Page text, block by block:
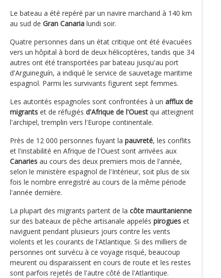
Le bateau a été repéré par un navire marchand à 140 km
au sud de Gran Canaria lundi soir.
Quatre personnes dans un état critique ont été évacuées
vers un hôpital à bord de deux hélicoptères, tandis que 34
autres ont été transportées par bateau jusqu'au port
d'Arguineguín, a indiqué le service de sauvetage maritime
espagnol. Parmi les survivants figurent sept femmes.
Les autorités espagnoles sont confrontées à un afflux de
migrants et de réfugiés d'Afrique de l'Ouest qui atteignent
l'archipel, tremplin vers l'Europe continentale.
Près de 12 000 personnes fuyant la pauvreté, les conflits
et l'instabilité en Afrique de l'Ouest sont arrivées aux
Canaries au cours des deux premiers mois de l'année,
selon le ministère espagnol de l'Intérieur, soit plus de six
fois le nombre enregistré au cours de la même période
l'année dernière.
La plupart des migrants partent de la côte mauritanienne
sur des bateaux de pêche artisanale appelés pirogues et
naviguent pendant plusieurs jours contre les vents
violents et les courants de l'Atlantique. Si des milliers de
personnes ont survécu à ce voyage risqué, beaucoup
meurent ou disparaissent en cours de route et les restes
sont parfois rejetés de l'autre côté de l'Atlantique.